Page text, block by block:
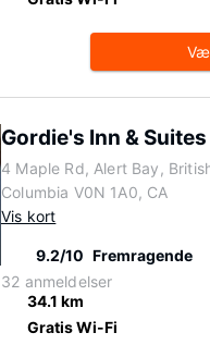
Gordie's Inn & Suites
4 Maple Rd, Alert Bay,
Columbia V0N 1A0, CA
Vis kort
9.2/10 Fremragende
32 anmeldelser
34.1 km
Gratis Wi-Fi